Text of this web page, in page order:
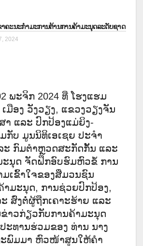
າຄະນະກຳມະການຕ້ານການຄ້າມະນຸດລະດັບຊາດ
2024
ພະຈິກ 2024 ທີ່ ໂຮງແຮມ
ເມືອງ ວັງວຽງ, ແຂວງວຽງຈັນ
າ ແລະ ປົກປ້ອງແມ່ຍິງ-
ກັບ ມູນນິທິເອເຊຍ ປະຈໍາ
ະ ກົມຕໍາຫຼວດສະກັດກັ້ນ ແລະ
ະນຸດ ຈັດຝຶກອົບຮົມຫົວຂໍ້ ການ
ມເຂົ້າໃຈຂອງສື່ມວນຊົນ
າມະນຸດ, ການຊ່ວຍປົກປ້ອງ,
ສົ່ງຕໍ່ຜູ້ຖືກເຄາະຮ້າຍ ແລະ
ຂ່າວກ່ຽວກັບການຄ້າມະນຸດ
ະທານຮ່ວມຂອງ ທ່ານ ນາງ
ພົມມາ ຫົວໜ້າສູນໃຫ້ຄໍາ